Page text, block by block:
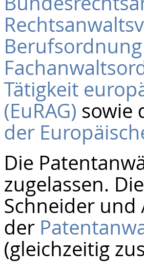
Tätigkeit
(EuRAG) sowie
der
Die
zugelassen.
Schneider
der
(gleichzeitig